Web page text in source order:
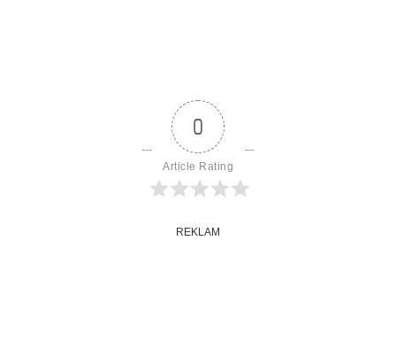
0
Article Rating
REKLAM